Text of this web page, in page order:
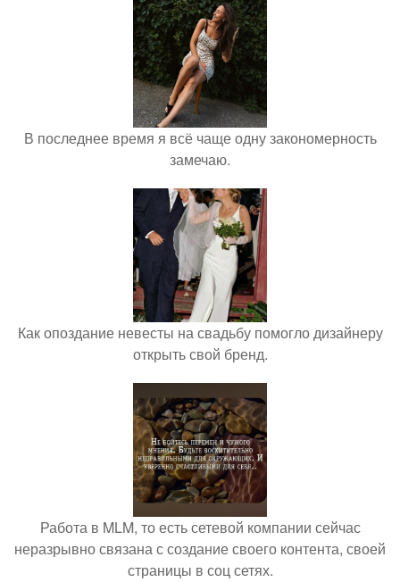
В последнее время я всё чаще одну закономерность
замечаю.
Как опоздание невесты на свадьбу помогло дизайнеру
открыть свой бренд.
Работа в MLM, то есть сетевой компании сейчас
неразрывно связана с создание своего контента, своей
страницы в соц сетях.